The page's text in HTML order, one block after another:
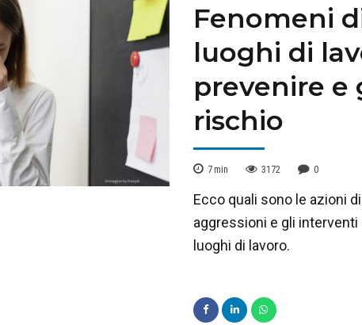
Fenomeni
luoghi di
prevenire e
rischio
7 min 3172 0
Ecco quali sono le azioni
aggressioni e gli
luoghi di lavoro.